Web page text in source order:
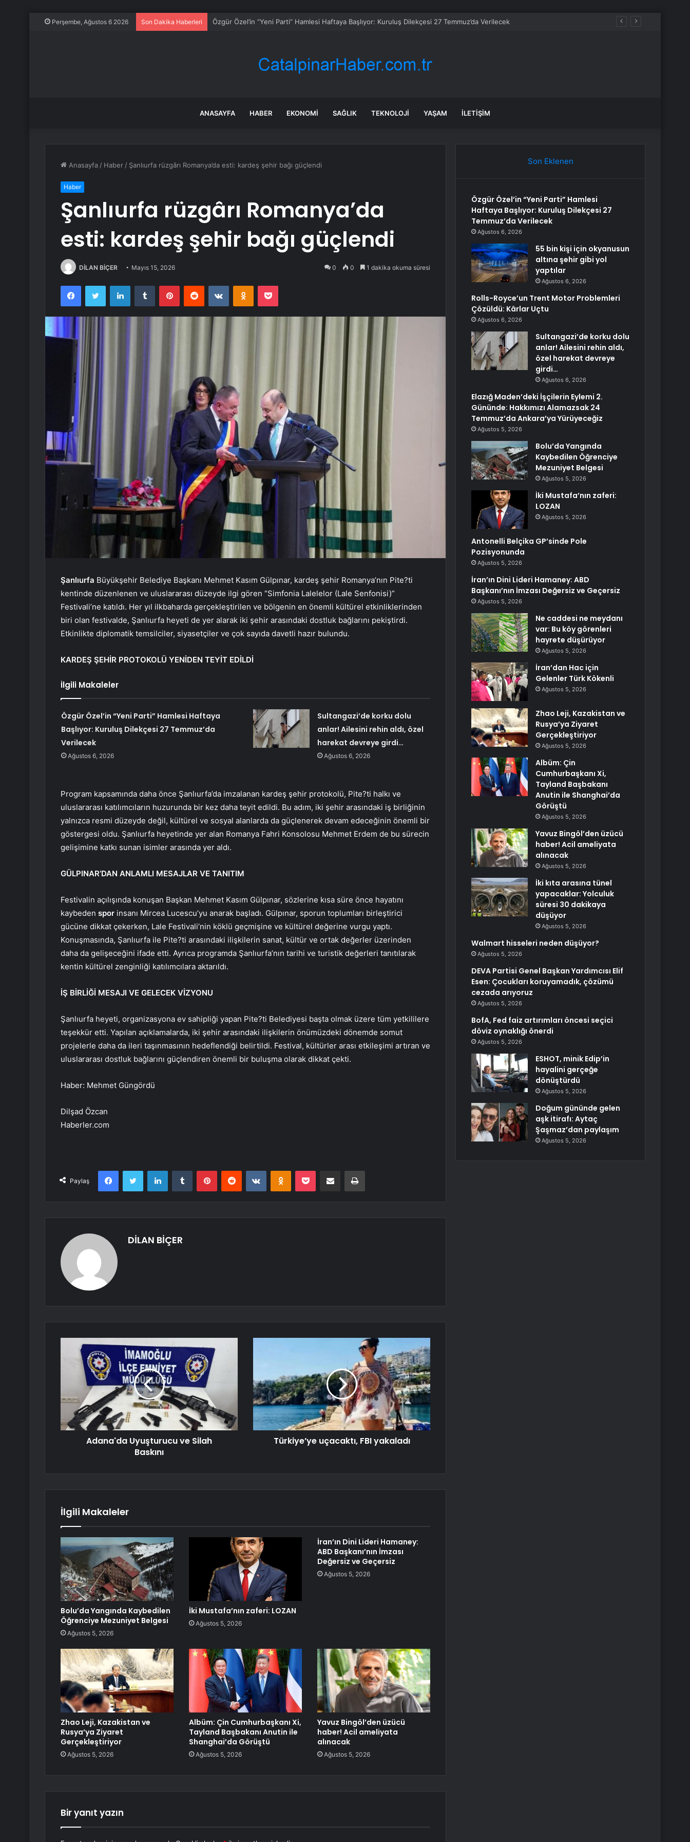
Perşembe, Ağustos 6 2026 Son Dakika Haberleri 55 bin kişi için okyanusun altına şehir gibi yol yaptılar
ANASAYFA HABER EKONOMI SAĞLIK TEKNOLOJI YAŞAM İLETIŞIM
Anasayfa / Haber / Şanlıurfa rüzgârı Romanya’da esti: kardeş şehir bağı güçlendi
Haber
Şanlıurfa rüzgârı Romanya’da
esti: kardeş şehir bağı güçlendi
DİLAN BİÇER Mayıs 15, 2026 0 0 1 dakika okuma süresi
FacebookTwitter LinkedInTumblr PinterestReddit VKontakteOdnoklassniki
Pocket
Şanlıurfa Büyükşehir Belediye Başkanı Mehmet Kasım Gülpınar, kardeş şehir Romanya’nın Pite?ti
kentinde düzenlenen ve uluslararası düzeyde ilgi gören “Simfonia Lalelelor (Lale Senfonisi)”
Festivali’ne katıldı. Her yıl ilkbaharda gerçekleştirilen ve bölgenin en önemli kültürel etkinliklerinden
biri olan festivalde, Şanlıurfa heyeti de yer alarak iki şehir arasındaki dostluk bağlarını pekiştirdi.
Etkinlikte diplomatik temsilciler, siyasetçiler ve çok sayıda davetli hazır bulundu.
KARDEŞ ŞEHİR PROTOKOLÜ YENİDEN TEYİT EDİLDİ
İlgili Makaleler
Özgür Özel’in “Yeni Parti” Hamlesi Haftaya
Başlıyor: Kuruluş Dilekçesi 27 Temmuz’da
Verilecek
Ağustos 6, 2026
Sultangazi’de korku dolu
anlar! Ailesini rehin aldı, özel
harekat devreye girdi…
Ağustos 6, 2026
Program kapsamında daha önce Şanlıurfa’da imzalanan kardeş şehir protokolü, Pite?ti halkı ve
uluslararası katılımcıların huzurunda bir kez daha teyit edildi. Bu adım, iki şehir arasındaki iş birliğinin
yalnızca resmi düzeyde değil, kültürel ve sosyal alanlarda da güçlenerek devam edeceğinin önemli bir
göstergesi oldu. Şanlıurfa heyetinde yer alan Romanya Fahri Konsolosu Mehmet Erdem de bu sürecin
gelişimine katkı sunan isimler arasında yer aldı.
GÜLPINAR’DAN ANLAMLI MESAJLAR VE TANITIM
Festivalin açılışında konuşan Başkan Mehmet Kasım Gülpınar, sözlerine kısa süre önce hayatını
kaybeden spor insanı Mircea Lucescu’yu anarak başladı. Gülpınar, sporun toplumları birleştirici
gücüne dikkat çekerken, Lale Festivali’nin köklü geçmişine ve kültürel değerine vurgu yaptı.
Konuşmasında, Şanlıurfa ile Pite?ti arasındaki ilişkilerin sanat, kültür ve ortak değerler üzerinden
daha da gelişeceğini ifade etti. Ayrıca programda Şanlıurfa’nın tarihi ve turistik değerleri tanıtılarak
kentin kültürel zenginliği katılımcılara aktarıldı.
İŞ BİRLİĞİ MESAJI VE GELECEK VİZYONU
Şanlıurfa heyeti, organizasyona ev sahipliği yapan Pite?ti Belediyesi başta olmak üzere tüm yetkililere
teşekkür etti. Yapılan açıklamalarda, iki şehir arasındaki ilişkilerin önümüzdeki dönemde somut
projelerle daha da ileri taşınmasının hedeflendiği belirtildi. Festival, kültürler arası etkileşimi artıran ve
uluslararası dostluk bağlarını güçlendiren önemli bir buluşma olarak dikkat çekti.
Haber: Mehmet Güngördü
Dilşad Özcan
Haberler.com
Paylaş
FacebookTwitter LinkedInTumblr PinterestReddit VKontakteOdnoklassniki
Pocket E-Posta ile paylaş Yazdır
DİLAN BİÇER
Adana'da Uyuşturucu ve Silah
Baskını
Türkiye’ye uçacaktı, FBI yakaladı
İlgili Makaleler
Bolu’da Yangında Kaybedilen
Öğrenciye Mezuniyet Belgesi
Ağustos 5, 2026
İki Mustafa’nın zaferi: LOZAN
Ağustos 5, 2026
İran’ın Dini Lideri Hamaney:
ABD Başkanı’nın İmzası
Değersiz ve Geçersiz
Ağustos 5, 2026
Zhao Leji, Kazakistan ve
Rusya’ya Ziyaret
Gerçekleştiriyor
Ağustos 5, 2026
Albüm: Çin Cumhurbaşkanı Xi,
Tayland Başbakanı Anutin ile
Shanghai’da Görüştü
Ağustos 5, 2026
Yavuz Bingöl’den üzücü
haber! Acil ameliyata
alınacak
Ağustos 5, 2026
Bir yanıt yazın
Son Eklenen
Özgür Özel’in “Yeni Parti” Hamlesi
Haftaya Başlıyor: Kuruluş Dilekçesi 27
Temmuz’da Verilecek
Ağustos 6, 2026
55 bin kişi için okyanusun
altına şehir gibi yol
yaptılar
Ağustos 6, 2026
Rolls-Royce’un Trent Motor Problemleri
Çözüldü: Kârlar Uçtu
Ağustos 6, 2026
Sultangazi’de korku dolu
anlar! Ailesini rehin aldı,
özel harekat devreye
girdi…
Ağustos 6, 2026
Elazığ Maden’deki İşçilerin Eylemi 2.
Gününde: Hakkımızı Alamazsak 24
Temmuz’da Ankara’ya Yürüyeceğiz
Ağustos 5, 2026
Bolu’da Yangında
Kaybedilen Öğrenciye
Mezuniyet Belgesi
Ağustos 5, 2026
İki Mustafa’nın zaferi:
LOZAN
Ağustos 5, 2026
Antonelli Belçika GP’sinde Pole
Pozisyonunda
Ağustos 5, 2026
İran’ın Dini Lideri Hamaney: ABD
Başkanı’nın İmzası Değersiz ve Geçersiz
Ağustos 5, 2026
Ne caddesi ne meydanı
var: Bu köy görenleri
hayrete düşürüyor
Ağustos 5, 2026
İran’dan Hac için
Gelenler Türk Kökenli
Ağustos 5, 2026
Zhao Leji, Kazakistan ve
Rusya’ya Ziyaret
Gerçekleştiriyor
Ağustos 5, 2026
Albüm: Çin
Cumhurbaşkanı Xi,
Tayland Başbakanı
Anutin ile Shanghai’da
Görüştü
Ağustos 5, 2026
Yavuz Bingöl’den üzücü
haber! Acil ameliyata
alınacak
Ağustos 5, 2026
İki kıta arasına tünel
yapacaklar: Yolculuk
süresi 30 dakikaya
düşüyor
Ağustos 5, 2026
Walmart hisseleri neden düşüyor?
Ağustos 5, 2026
DEVA Partisi Genel Başkan Yardımcısı Elif
Esen: Çocukları koruyamadık, çözümü
cezada arıyoruz
Ağustos 5, 2026
BofA, Fed faiz artırımları öncesi seçici
döviz oynaklığı önerdi
Ağustos 5, 2026
ESHOT, minik Edip’in
hayalini gerçeğe
dönüştürdü
Ağustos 5, 2026
Doğum gününde gelen
aşk itirafı: Aytaç
Şaşmaz’dan paylaşım
Ağustos 5, 2026